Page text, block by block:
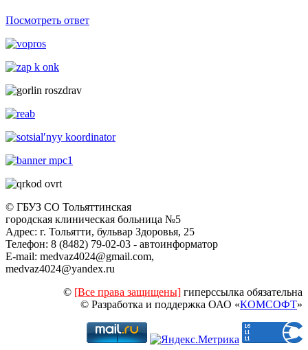
Посмотреть ответ
© ГБУЗ СО Тольяттинская
городская клиническая больница №5
Адрес: г. Тольятти, бульвар Здоровья, 25
Телефон: 8 (8482) 79-02-03 - автоинформатор
E-mail: medvaz4024@gmail.com,
medvaz4024@yandex.ru
© [Все права защищены] гиперссылка обязательна
© Разработка и поддержка ОАО «КОМСОФТ»